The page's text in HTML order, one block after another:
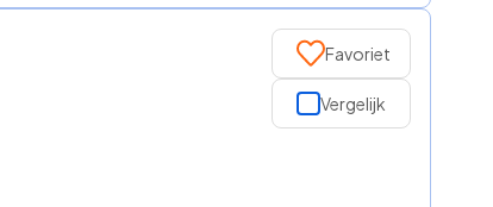
Favoriet
Vergelijk